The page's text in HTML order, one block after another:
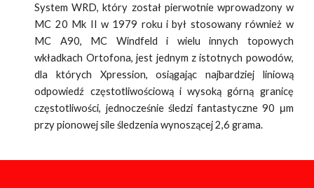
System WRD, który został pierwotnie wprowadzony w
MC 20 Mk II w 1979 roku i był stosowany również w
MC A90, MC Windfeld i wielu innych topowych
wkładkach Ortofona, jest jednym z istotnych powodów,
dla których Xpression, osiągając najbardziej liniową
odpowiedź częstotliwościową i wysoką górną granicę
częstotliwości, jednocześnie śledzi fantastyczne 90 μm
przy pionowej sile śledzenia wynoszącej 2,6 grama.